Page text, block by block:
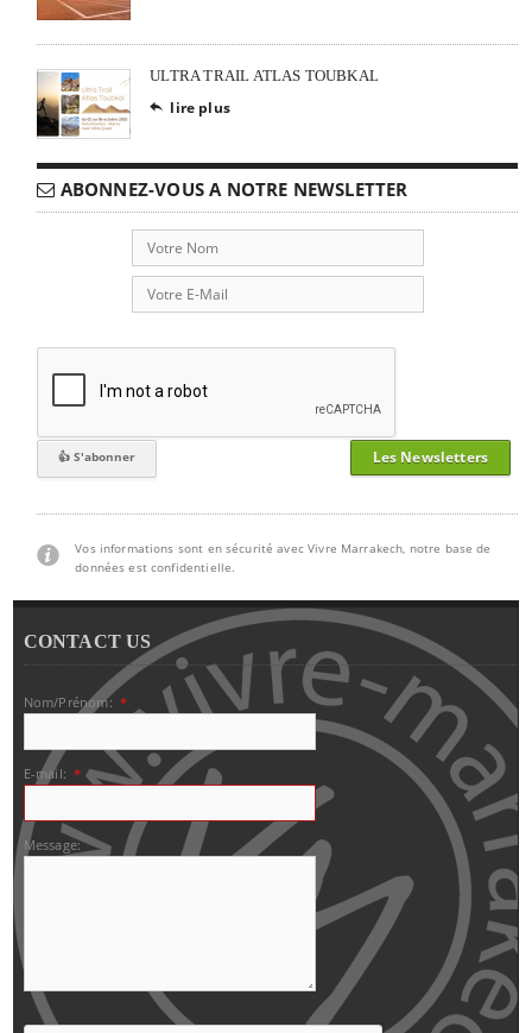
ULTRA TRAIL ATLAS TOUBKAL
 lire plus
ABONNEZ-VOUS A NOTRE NEWSLETTER
Les Newsletters
Vos informations sont en sécurité avec Vivre Marrakech, notre base de
données est confidentielle.
CONTACT US
Nom/Prénom: *
E-mail: *
Message: